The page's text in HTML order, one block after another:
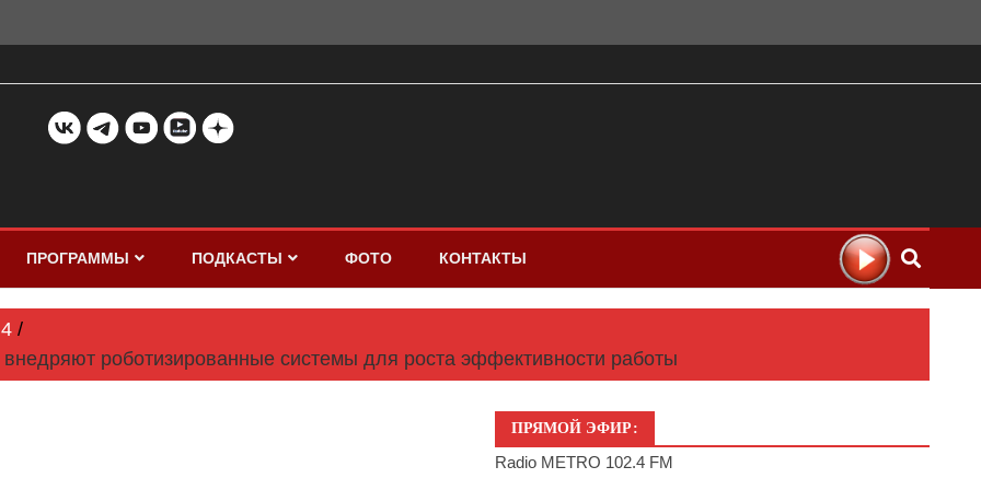
ПРОГРАММЫ ПОДКАСТЫ ФОТО КОНТАКТЫ
4
внедряют роботизированные системы для роста эффективности работы
ПРЯМОЙ ЭФИР:
Radio METRO 102.4 FM